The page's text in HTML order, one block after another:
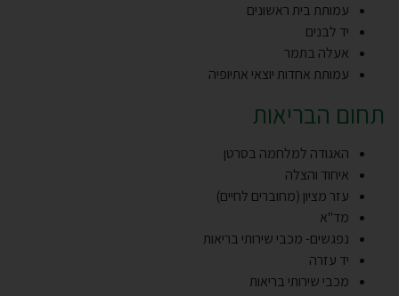
עמותת בית ראשונים
יד לבנים
אעלה בתמר
עמותת אחדות יוצאי אתיופיה
תחום הבריאות
האגודה למלחמה בסרטן
איחוד והצלה
עזר מציון (מחוברים לחיים)
מד"א
נפגשים- מכבי שירותי בריאות
יד עזרה
מכבי שירותי בריאות